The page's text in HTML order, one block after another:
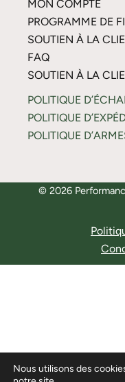
MON COMPTE
PROGRAMME DE
SOUTIEN À LA
FAQ
SOUTIEN À LA
POLITIQUE
POLITIQUE
POLITIQUE
© 2026
Nous utilisons des